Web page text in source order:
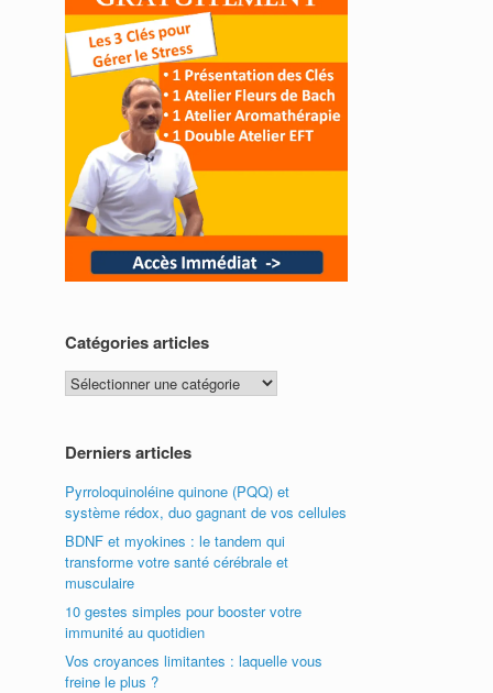
Catégories articles
Catégories
articles
Derniers articles
Pyrroloquinoléine quinone (PQQ) et
système rédox, duo gagnant de vos cellules
BDNF et myokines : le tandem qui
transforme votre santé cérébrale et
musculaire
10 gestes simples pour booster votre
immunité au quotidien
Vos croyances limitantes : laquelle vous
freine le plus ?